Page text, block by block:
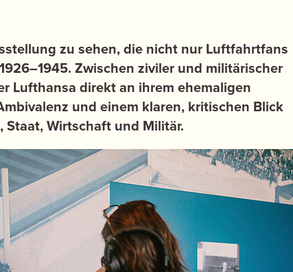
zu sehen, die nicht nur Luftfahrtfans
Zwischen ziviler und militärischer
Lufthansa direkt an ihrem ehemaligen
und einem klaren, kritischen Blick
Wirtschaft und Militär.